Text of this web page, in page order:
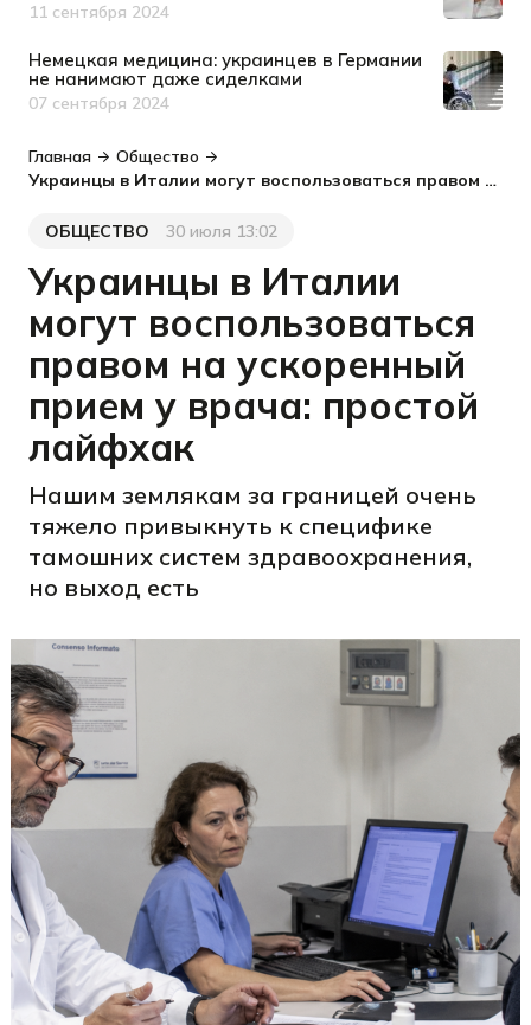
Дата публикации
11 сентября 2024
Немецкая медицина: украинцев в Германии
не нанимают даже сиделками
Дата публикации
07 сентября 2024
Главная
Общество
Украинцы в Италии могут воспользоваться правом на ускоренный прием у врача: простой лайфхак
Категория
ОБЩЕСТВО
Дата публикации
30 июля 13:02
Украинцы в Италии
могут воспользоваться
правом на ускоренный
прием у врача: простой
лайфхак
Нашим землякам за границей очень
тяжело привыкнуть к специфике
тамошних систем здравоохранения,
но выход есть